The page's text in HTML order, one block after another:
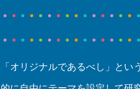
「オリジナルであるべし」と